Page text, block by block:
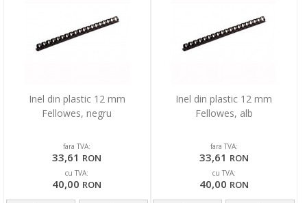
Inel din plastic 12 mm
Fellowes, negru
fara TVA:
33,61 RON
cu TVA:
40,00 RON
Inel din plastic 12 mm
Fellowes, alb
fara TVA:
33,61 RON
cu TVA:
40,00 RON